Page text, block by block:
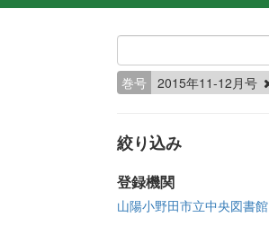
巻号 2015年11-12月号
絞り込み
登録機関
山陽小野田市立中央図書館